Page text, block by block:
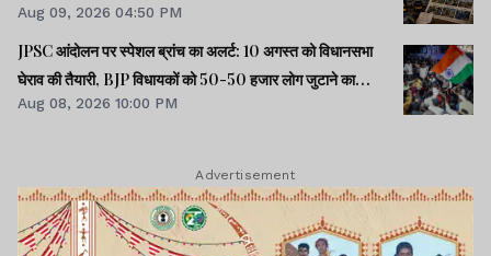
Aug 09, 2026 04:50 PM
JPSC आंदोलन पर स्पेशल ब्रांच का अलर्ट: 10 अगस्त को विधानसभा
घेराव की तैयारी, BJP विधायकों को 50-50 हजार लोग जुटाने का
टास्क
Aug 08, 2026 10:00 PM
Advertisement